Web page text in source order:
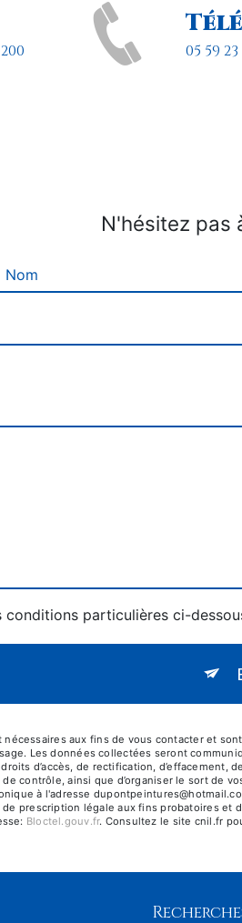
05 59
N'hésitez pas
particulières ci-
aux fins de vous contacter et
Les données collectées seront
d’accès, de rectification,
contrôle, ainsi que d’organiser le sort
à l'adresse
prescription légale aux fins probatoires
Bloctel.gouv.fr. Consultez le site cnil.fr